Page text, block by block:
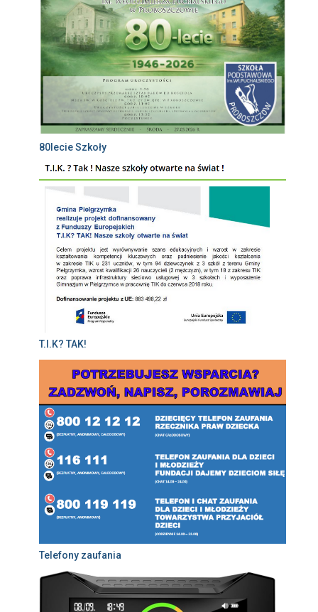
80lecie Szkoły
T.I.K? TAK!
Telefony zaufania